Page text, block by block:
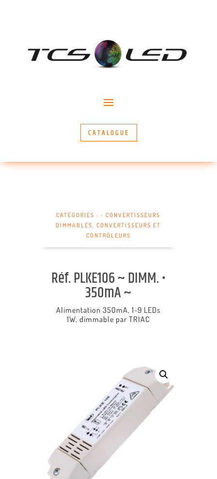
CATALOGUE
CATÉGORIES :~ CONVERTISSEURS
DIMMABLES,CONVERTISSEURS ET
CONTRÔLEURS
Réf. PLKE106 ~ DIMM. •
350mA ~
Alimentation 350mA, 1~9 LEDs
1W, dimmable par TRIAC